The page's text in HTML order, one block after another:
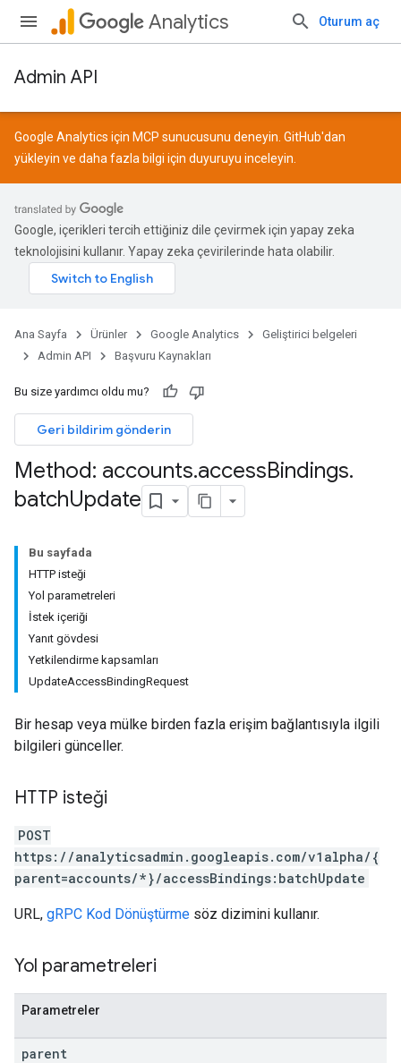
Analytics Oturum aç
Admin API
Google Analytics için MCP sunucusunu deneyin. GitHub'dan
yükleyin ve daha fazla bilgi için duyuruyu inceleyin.
Google, içerikleri tercih ettiğiniz dile çevirmek için yapay zeka
teknolojisini kullanır. Yapay zeka çevirilerinde hata olabilir.
Ana Sayfa Ürünler Google Analytics
Geliştirici belgeleri
Admin API
Başvuru Kaynakları
Bu size yardımcı oldu mu?
Geri bildirim gönderin
Method: accounts.accessBindings.
batchUpdate
Bu sayfada
HTTP isteği
Yol parametreleri
İstek içeriği
Yanıt gövdesi
Yetkilendirme kapsamları
UpdateAccessBindingRequest
Bir hesap veya mülke birden fazla erişim bağlantısıyla ilgili
bilgileri günceller.
HTTP isteği
POST
https://analyticsadmin.googleapis.com/v1alpha/{
parent=accounts/*}/accessBindings:batchUpdate
URL, gRPC Kod Dönüştürme söz dizimini kullanır.
Yol parametreleri
Parametreler
parent